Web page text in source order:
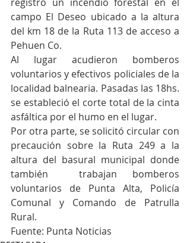
campo El Deseo ubicado a la altura
del km 18 de la Ruta 113 de acceso a
Pehuen Co.
Al lugar acudieron bomberos
voluntarios y efectivos policiales de la
localidad balnearia. Pasadas las 18hs.
se estableció el corte total de la cinta
asfáltica por el humo en el lugar.
Por otra parte, se solicitó circular con
precaución sobre la Ruta 249 a la
altura del basural municipal donde
también  trabajan bomberos
voluntarios de Punta Alta, Policía
Comunal y Comando de Patrulla
Rural.
Fuente: Punta Noticias